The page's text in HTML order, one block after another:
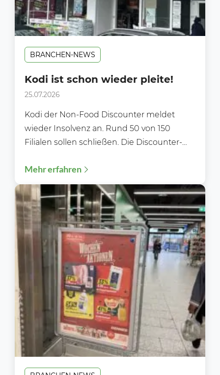
BRANCHEN-NEWS
Kodi ist schon wieder pleite!
25.07.2026
Kodi der Non-Food Discounter meldet
wieder Insolvenz an. Rund 50 von 150
Filialen sollen schließen. Die Discounter-
Mehr erfahren